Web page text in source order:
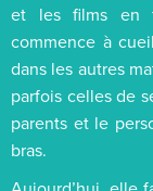
et les films en
commence à
dans les autres
parfois celles de
parents et le
bras.